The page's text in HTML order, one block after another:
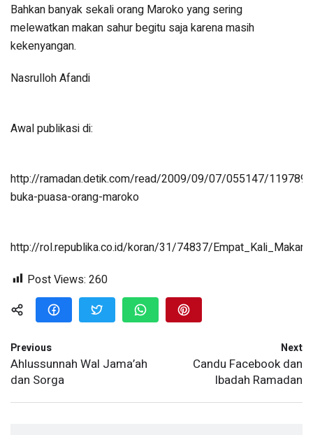
Bahkan banyak sekali orang Maroko yang sering
melewatkan makan sahur begitu saja karena masih
kekenyangan.
Nasrulloh Afandi
Awal publikasi di:
http://ramadan.detik.com/read/2009/09/07/055147/
buka-puasa-orang-maroko
http://rol.republika.co.id/koran/31/74837/
Post Views: 260
Previous
Ahlussunnah Wal Jama’ah
dan Sorga
Next
Candu Facebook dan
Ibadah Ramadan